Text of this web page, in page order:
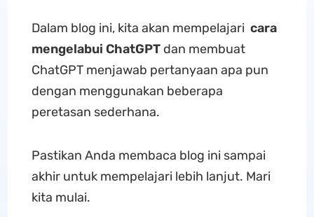
Dalam blog ini, kita akan mempelajari cara
mengelabui ChatGPTdan membuat
ChatGPT menjawab pertanyaan apa pun
dengan menggunakan beberapa
peretasan sederhana.
Pastikan Anda membaca blog ini sampai
akhir untuk mempelajari lebih lanjut. Mari
kita mulai.